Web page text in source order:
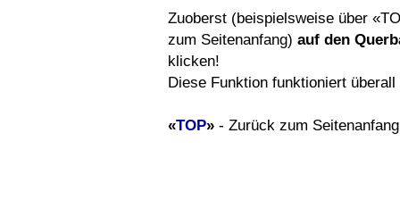
Zuoberst (beispielsweise über
zum Seitenanfang) auf den
klicken!
Diese Funktion funktioniert überall
«TOP» - Zurück zum Seitenanfang